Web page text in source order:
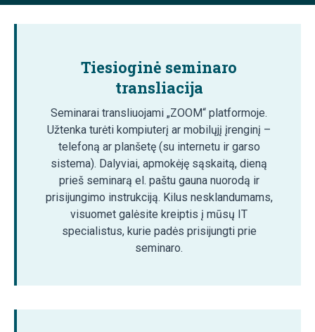
Tiesioginė seminaro
transliacija
Seminarai transliuojami „ZOOM“ platformoje.
Užtenka turėti kompiuterį ar mobilųjį įrenginį –
telefoną ar planšetę (su internetu ir garso
sistema). Dalyviai, apmokėję sąskaitą, dieną
prieš seminarą el. paštu gauna nuorodą ir
prisijungimo instrukciją. Kilus nesklandumams,
visuomet galėsite kreiptis į mūsų IT
specialistus, kurie padės prisijungti prie
seminaro.